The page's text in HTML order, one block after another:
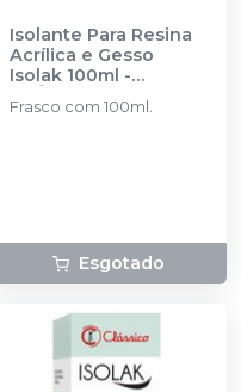
Isolante Para Resina
Acrílica e Gesso
Isolak 100ml -
Frasco com 100ml.
Esgotado